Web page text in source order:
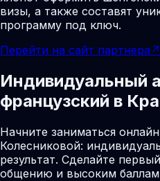
визы, а также составят
программу под ключ.
Перейти на сайт партнера ↗
Индивидуальный
французский в
Начните заниматься
Колесниковой:
результат. Сделайте
общению и высоким баллам